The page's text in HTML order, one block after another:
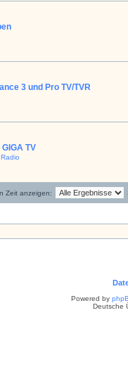
3 und Pro TV/TVR
TV
Zeit anzeigen:
Powered by
Deutsche